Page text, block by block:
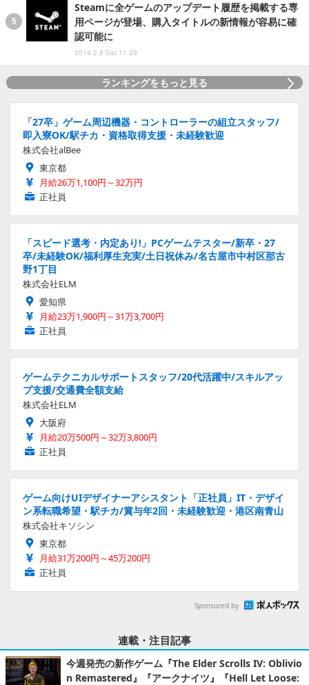
Steamに全ゲームのアップデート履歴を掲載する専
用ページが登場、購入タイトルの新情報が容易に確
認可能に
2014.2.8 Sat 11:39
ランキングをもっと見る
「27卒」ゲーム周辺機器・コントローラーの組立スタッフ/
即入寮OK/駅チカ・資格取得支援・未経験歓迎
株式会社alBee
東京都
月給26万1,100円～32万円
正社員
「スピード選考・内定あり!」PCゲームテスター/新卒・27
卒/未経験OK/福利厚生充実/土日祝休み/名古屋市中村区那古
野1丁目
株式会社ELM
愛知県
月給23万1,900円～31万3,700円
正社員
ゲームテクニカルサポートスタッフ/20代活躍中/スキルアッ
プ支援/交通費全額支給
株式会社ELM
大阪府
月給20万500円～32万3,800円
正社員
ゲーム向けUIデザイナーアシスタント「正社員」IT・デザイ
ン系転職希望・駅チカ/賞与年2回・未経験歓迎・港区南青山
株式会社キソシン
東京都
月給31万200円～45万200円
正社員
Sponsored by
連載・注目記事
今週発売の新作ゲーム『The Elder Scrolls IV: Oblivio
n Remastered』『アークナイツ』『Hell Let Loose: